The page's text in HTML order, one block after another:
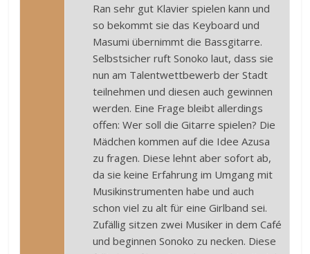
Ran sehr gut Klavier spielen kann und
so bekommt sie das Keyboard und
Masumi übernimmt die Bassgitarre.
Selbstsicher ruft Sonoko laut, dass sie
nun am Talentwettbewerb der Stadt
teilnehmen und diesen auch gewinnen
werden. Eine Frage bleibt allerdings
offen: Wer soll die Gitarre spielen? Die
Mädchen kommen auf die Idee Azusa
zu fragen. Diese lehnt aber sofort ab,
da sie keine Erfahrung im Umgang mit
Musikinstrumenten habe und auch
schon viel zu alt für eine Girlband sei.
Zufällig sitzen zwei Musiker in dem Café
und beginnen Sonoko zu necken. Diese